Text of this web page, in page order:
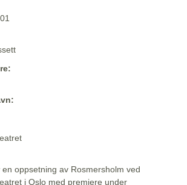
oppsetning av Rosmersholm ved
i Oslo med premiere under